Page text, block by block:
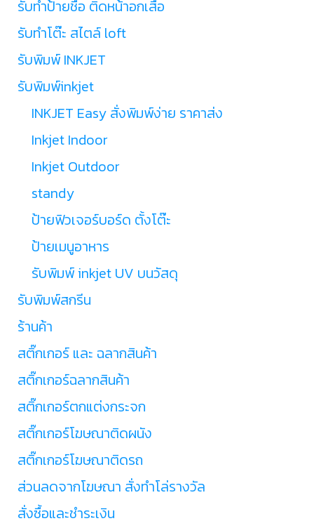
รับทำป้ายชื่อ ติดหน้าอกเสื้อ
รับทำโต๊ะ สไตล์ loft
รับพิมพ์ INKJET
รับพิมพ์inkjet
INKJET Easy สั่งพิมพ์ง่าย ราคาส่ง
Inkjet Indoor
Inkjet Outdoor
standy
ป้ายฟิวเจอร์บอร์ด ตั้งโต๊ะ
ป้ายเมนูอาหาร
รับพิมพ์ inkjet UV บนวัสดุ
รับพิมพ์สกรีน
ร้านค้า
สติ๊กเกอร์ และ ฉลากสินค้า
สติ๊กเกอร์ฉลากสินค้า
สติ๊กเกอร์ตกแต่งกระจก
สติ๊กเกอร์โฆษณาติดผนัง
สติ๊กเกอร์โฆษณาติดรถ
ส่วนลดจากโฆษณา สั่งทำโล่รางวัล
สั่งซื้อและชำระเงิน